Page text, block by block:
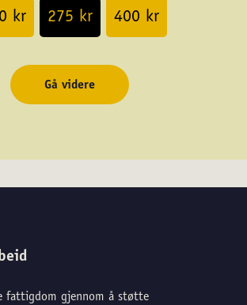
kr 275 kr 400 kr
Gå videre
fattigdom gjennom å støtte